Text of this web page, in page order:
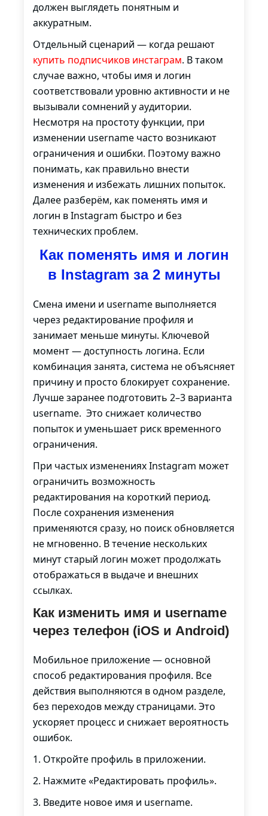
должен выглядеть понятным и
аккуратным.
Отдельный сценарий — когда решают
купить подписчиков инстаграм. В таком
случае важно, чтобы имя и логин
соответствовали уровню активности и не
вызывали сомнений у аудитории.
Несмотря на простоту функции, при
изменении username часто возникают
ограничения и ошибки. Поэтому важно
понимать, как правильно внести
изменения и избежать лишних попыток.
Далее разберём, как поменять имя и
логин в Instagram быстро и без
технических проблем.
Как поменять имя и логин
в Instagram за 2 минуты
Смена имени и username выполняется
через редактирование профиля и
занимает меньше минуты. Ключевой
момент — доступность логина. Если
комбинация занята, система не объясняет
причину и просто блокирует сохранение.
Лучше заранее подготовить 2–3 варианта
username. Это снижает количество
попыток и уменьшает риск временного
ограничения.
При частых изменениях Instagram может
ограничить возможность
редактирования на короткий период.
После сохранения изменения
применяются сразу, но поиск обновляется
не мгновенно. В течение нескольких
минут старый логин может продолжать
отображаться в выдаче и внешних
ссылках.
Как изменить имя и username
через телефон (iOS и Android)
Мобильное приложение — основной
способ редактирования профиля. Все
действия выполняются в одном разделе,
без переходов между страницами. Это
ускоряет процесс и снижает вероятность
ошибок.
Откройте профиль в приложении.
Нажмите «Редактировать профиль».
Введите новое имя и username.